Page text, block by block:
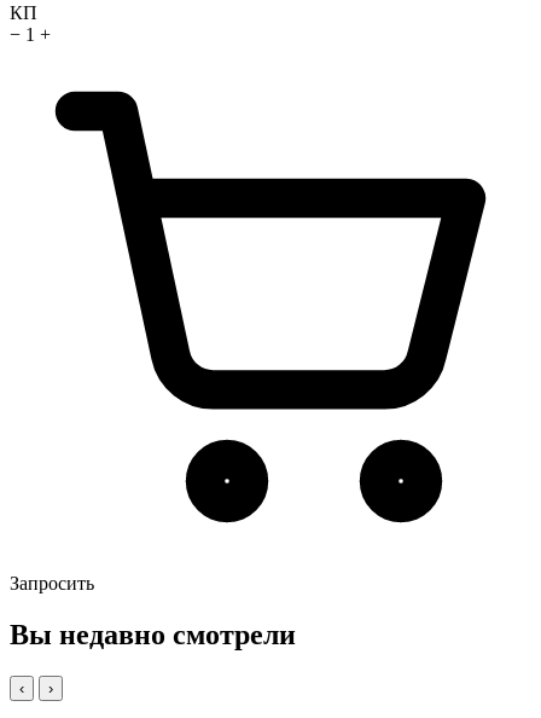
КП
− 1 +
Запросить
Вы недавно смотрели
‹ ›